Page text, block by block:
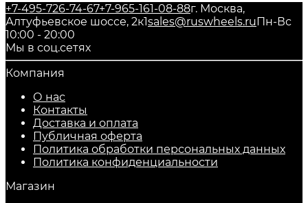
+7-495-726-74-67+7-965-161-08-88г. Москва,
Алтуфьевское шоссе, 2к1sales@ruswheels.ru Пн-Вс
10:00 - 20:00
Мы в соц.сетях
Компания
О нас
Контакты
Доставка и оплата
Публичная оферта
Политика обработки персональных данных
​Политика конфиденциальности
Магазин